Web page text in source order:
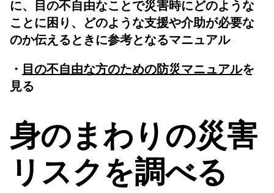
に、目の不自由なことで災害時にどのような
ことに困り、どのような支援や介助が必要な
のか伝えるときに参考となるマニュアル
・ 目の不自由な方のための防災マニュアルを
見る
身のまわりの災害
リスクを調べる